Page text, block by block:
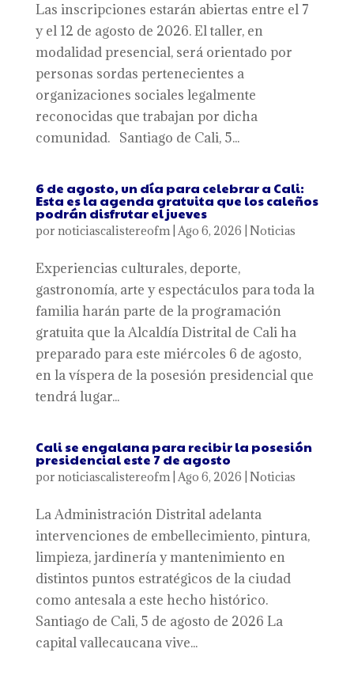
Las inscripciones estarán abiertas entre el 7
y el 12 de agosto de 2026. El taller, en
modalidad presencial, será orientado por
personas sordas pertenecientes a
organizaciones sociales legalmente
reconocidas que trabajan por dicha
comunidad. Santiago de Cali, 5...
6 de agosto, un día para celebrar a Cali:
Esta es la agenda gratuita que los caleños
podrán disfrutar el jueves
por noticiascalistereofm| Ago 6, 2026 Noticias
Experiencias culturales, deporte,
gastronomía, arte y espectáculos para toda la
familia harán parte de la programación
gratuita que la Alcaldía Distrital de Cali ha
preparado para este miércoles 6 de agosto,
en la víspera de la posesión presidencial que
tendrá lugar...
Cali se engalana para recibir la posesión
presidencial este 7 de agosto
por noticiascalistereofm| Ago 6, 2026 Noticias
La Administración Distrital adelanta
intervenciones de embellecimiento, pintura,
limpieza, jardinería y mantenimiento en
distintos puntos estratégicos de la ciudad
como antesala a este hecho histórico.
Santiago de Cali, 5 de agosto de 2026 La
capital vallecaucana vive...